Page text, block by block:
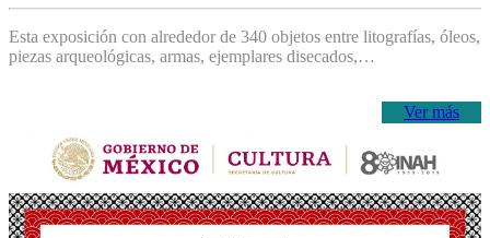
Esta exposición con alrededor de 340 objetos entre litografías, óleos,
piezas arqueológicas, armas, ejemplares disecados,…
Ver más